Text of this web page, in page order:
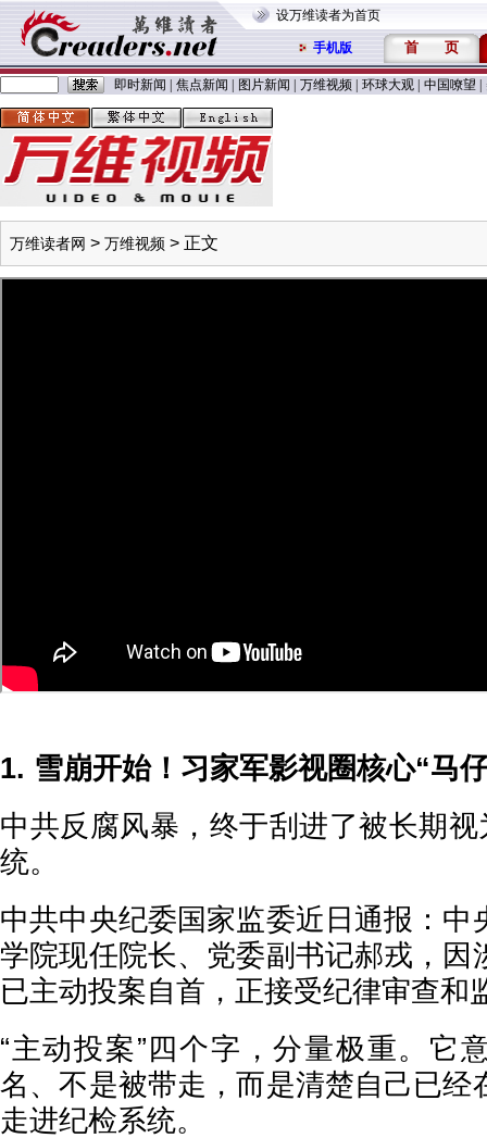
设万维读者为首页
手机版 首 页
即时新闻 焦点新闻 图片新闻 万维视频 环球大观 中国嘹望
万维读者网 > 万维视频 > 正文
1. 雪崩开始！习家军影视圈核心“马
中共反腐风暴，终于刮进了被长期视
统。
中共中央纪委国家监委近日通报：中
学院现任院长、党委副书记郝戎，因
已主动投案自首，正接受纪律审查和
“主动投案”四个字，分量极重。
名、不是被带走，而是清楚自己已经
走进纪检系统。